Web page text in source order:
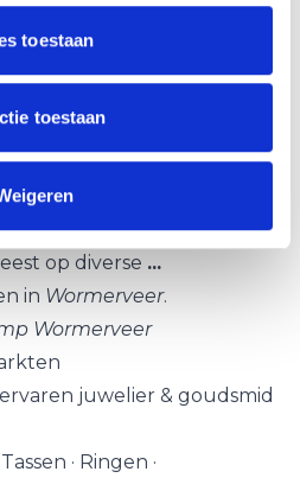
toestaan
toestaan
jassen, lederwaren. Nieuwe
reisadviesbureau
de Jong: Na vele jaren
op diverse ...
in Wormerveer.
Wormerveer
juwelier & goudsmid
· Ringen ·